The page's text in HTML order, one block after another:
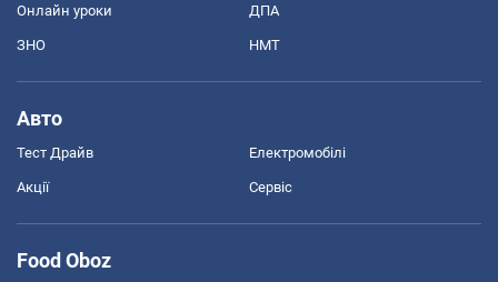
Онлайн уроки ДПА
ЗНО НМТ
Авто
Тест Драйв Електромобілі
Акції Сервіс
Food Oboz